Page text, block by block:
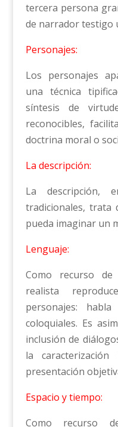
tercera persona
de narrador testigo
Personajes:
Los personajes
una técnica
síntesis de
reconocibles,
doctrina moral o
La descripción:
La descripción,
tradicionales, trata
pueda imaginar un
Lenguaje:
Como recurso
realista
personajes:
coloquiales. Es
inclusión de
la
presentación
Espacio y tiempo:
Como recurso